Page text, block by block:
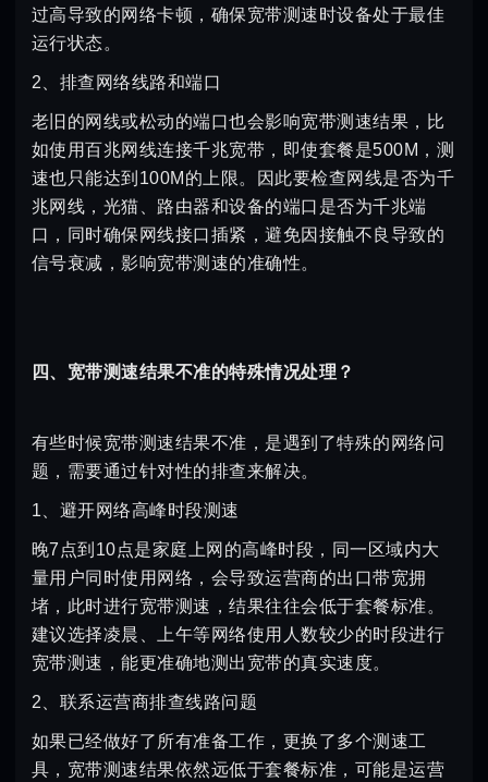
过高导致的网络卡顿，确保宽带测速时设备处于最佳
运行状态。
2、排查网络线路和端口
老旧的网线或松动的端口也会影响宽带测速结果，比
如使用百兆网线连接千兆宽带，即使套餐是500M，测
速也只能达到100M的上限。因此要检查网线是否为千
兆网线，光猫、路由器和设备的端口是否为千兆端
口，同时确保网线接口插紧，避免因接触不良导致的
信号衰减，影响宽带测速的准确性。
四、宽带测速结果不准的特殊情况处理？
有些时候宽带测速结果不准，是遇到了特殊的网络问
题，需要通过针对性的排查来解决。
1、避开网络高峰时段测速
晚7点到10点是家庭上网的高峰时段，同一区域内大
量用户同时使用网络，会导致运营商的出口带宽拥
堵，此时进行宽带测速，结果往往会低于套餐标准。
建议选择凌晨、上午等网络使用人数较少的时段进行
宽带测速，能更准确地测出宽带的真实速度。
2、联系运营商排查线路问题
如果已经做好了所有准备工作，更换了多个测速工
具，宽带测速结果依然远低于套餐标准，可能是运营